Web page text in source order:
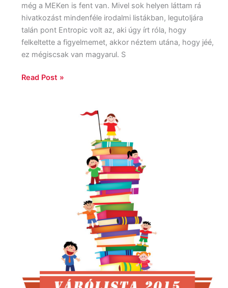
még a MEKen is fent van. Mivel sok helyen láttam rá
hivatkozást mindenféle irodalmi listákban, legutoljára
talán pont Entropic volt az, aki úgy írt róla, hogy
felkeltette a figyelmemet, akkor néztem utána, hogy jéé,
ez mégiscsak van magyarul. S
Read Post »